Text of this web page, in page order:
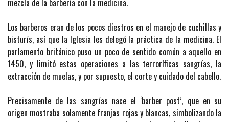
Los barberos eran de los pocos diestros en el manejo de cuchillas y
bisturís, así que la Iglesia les delegó la práctica de la medicina. El
parlamento británico puso un poco de sentido común a aquello en
1450, y limitó estas operaciones a las terroríficas sangrías, la
extracción de muelas, y por supuesto, el corte y cuidado del cabello.
Precisamente de las sangrías nace el ‘barber post’, que en su
origen mostraba solamente franjas rojas y blancas, simbolizando la